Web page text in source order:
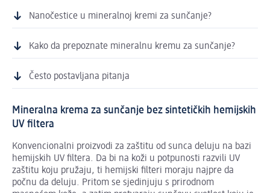
Nanočestice u mineralnoj kremi za sunčanje?
Kako da prepoznate mineralnu kremu za sunčanje?
Često postavljana pitanja
Mineralna krema za sunčanje bez sintetičkih hemijskih
UV filtera
Konvencionalni proizvodi za zaštitu od sunca deluju na bazi
hemijskih UV filtera. Da bi na koži u potpunosti razvili UV
zaštitu koju pružaju, ti hemijski filteri moraju najpre da
počnu da deluju. Pritom se sjedinjuju s prirodnom